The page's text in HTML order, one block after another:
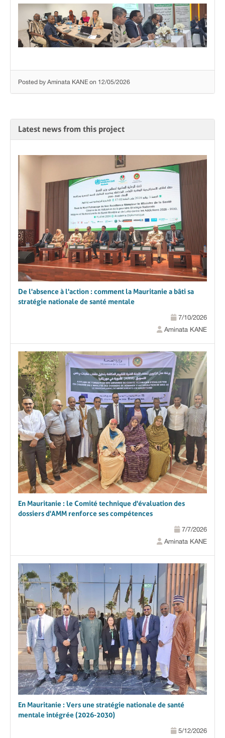
Posted by Aminata KANE on 12/05/2026
Latest news from this project
De l'absence à l'action : comment la Mauritanie a bâti sa
stratégie nationale de santé mentale
7/10/2026
Aminata KANE
En Mauritanie : le Comité technique d'évaluation des
dossiers d'AMM renforce ses compétences
7/7/2026
Aminata KANE
En Mauritanie : Vers une stratégie nationale de santé
mentale intégrée (2026-2030)
5/12/2026